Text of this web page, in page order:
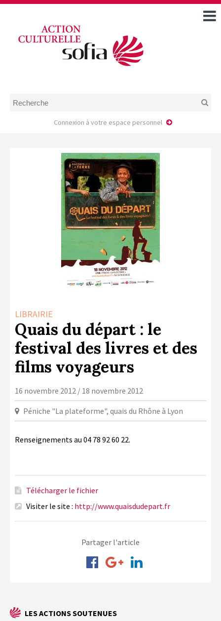
DOSSIERS DE DEMANDE
FAIRE UNE DEMANDE D’AIDE
MODÈLE D’ACCORD DE
PRESTATION
AUTEUR/PORTEUR DE
PROJET
LA COPIE PRIVÉE
NUMÉRIQUE
LA CULTURE AVEC LA COPIE
CONTACTS
Connexion à votre espace personnel
LIBRAIRIE
Quais du départ : le
festival des livres et des
films voyageurs
16 novembre 2012 / 18 novembre 2012
Péniche "La plateforme", quais du Rhône à Lyon
Renseignements au 04 78 92 60 22.
Télécharger le fichier
Visiter le site : http://www.quaisdudepart.fr
Partager l'article
LES ACTIONS SOUTENUES